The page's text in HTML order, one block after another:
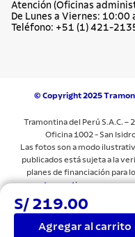
S/ 219.00
Agregar al carrito
Atención (Oficinas
De Lunes a Viernes: 10:00
Teléfono: +51 (1) 421-
© Copyright 2025
Tramontina del Perú S.A.C. –
Oficina 1002 - San
Las fotos son a modo
publicados está sujeta a la
planes de financiación para
www.tramontina.com.peson
internet en las páginas antes
descripciones están sujetas a
términos comerciales